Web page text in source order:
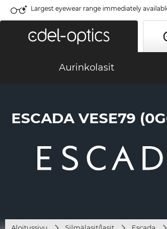
Largest eyewear range immediately
Aurinkolasit
ESCADA VESE79